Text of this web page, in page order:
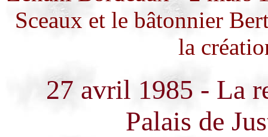
Sceaux et le bâtonnier
la
27 avril 1985 - La
Palais de